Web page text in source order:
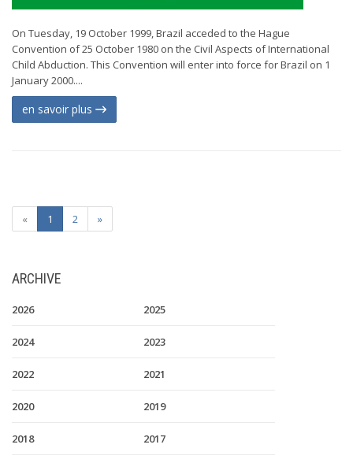
On Tuesday, 19 October 1999, Brazil acceded to the Hague
Convention of 25 October 1980 on the Civil Aspects of International
Child Abduction. This Convention will enter into force for Brazil on 1
January 2000....
en savoir plus
« 1 2 »
ARCHIVE
2026 2025
2024 2023
2022 2021
2020 2019
2018 2017